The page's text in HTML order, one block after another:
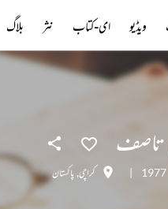
تاصف
1977
| کراچی, پاکستان
ویڈیو ای-کتاب نثر بلاگ